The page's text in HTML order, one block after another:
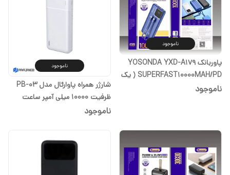
ناموجود
پاوربانک YOSONDA YXD-A179
SUPERFAST10000MAH/PD ( یک
سال گارانتی)
ناموجود
ناموجود
شارژر همراه پاوارئال مدل PB-03
ظرفیت 10000 میلی آمپر ساعت
ناموجود